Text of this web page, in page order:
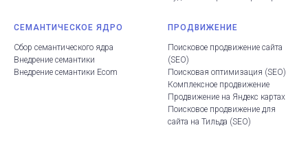
СЕМАНТИЧЕСКОЕ ЯДРО
Сбор семантического ядра
Внедрение семантики
Внедрение семантики Ecom
ПРОДВИЖЕНИЕ
Поисковое продвижение сайта
(SEO)
Поисковая оптимизация (SEO)
Комплексное продвижение
Продвижение на Яндекс картах
Поисковое продвижение для
сайта на Тильда (SEO)